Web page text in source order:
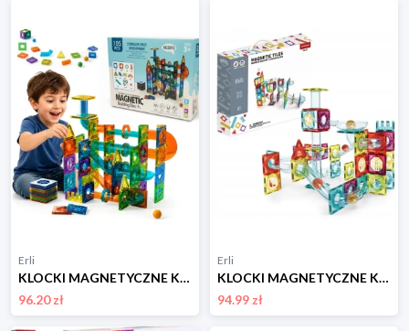
Erli
KLOCKI MAGNETYCZNE KONSTRUKCYJNE EDUKACYJNE DUŻE 105 EL. 3D ZESTAW TOR COIL
96.20 zł
Erli
KLOCKI MAGNETYCZNE KONSTRUKCYJNE 3D EDUKACYJNE UKŁADANKA 95 szt DLA DZIECI
94.99 zł